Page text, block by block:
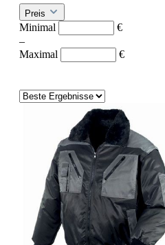
Preis
Minimal
€
–
Maximal
€